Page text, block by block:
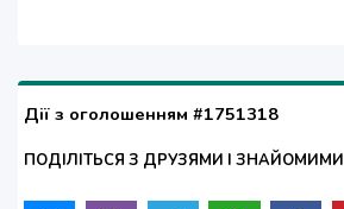
Дії з оголошенням #1751318
ПОДІЛІТЬСЯ З ДРУЗЯМИ І ЗНАЙОМИМИ